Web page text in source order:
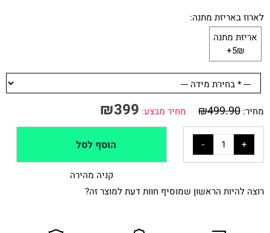
לארוז באריזת מתנה:
אריזת מתנה
5₪+
מחיר: ₪499.90 מחיר מבצע: ₪399
הוסף לסל
קניה מהירה
רוצה להיות הראשון שמוסיף חוות דעת למוצר זה?